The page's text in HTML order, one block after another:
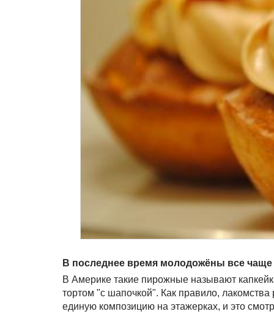
В последнее время молодожёны все
В Америке такие пирожные называют
тортом "с шапочкой". Как правило,
единую композицию на этажерках, и это